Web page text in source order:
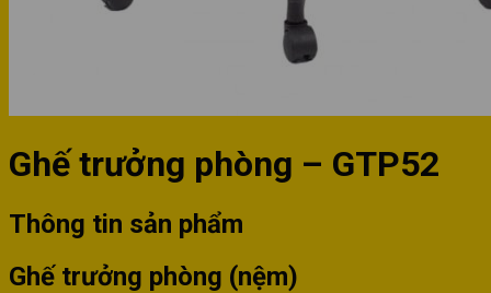
Ghế trưởng phòng – GTP52
Thông tin sản phẩm
Ghế trưởng phòng (nệm)